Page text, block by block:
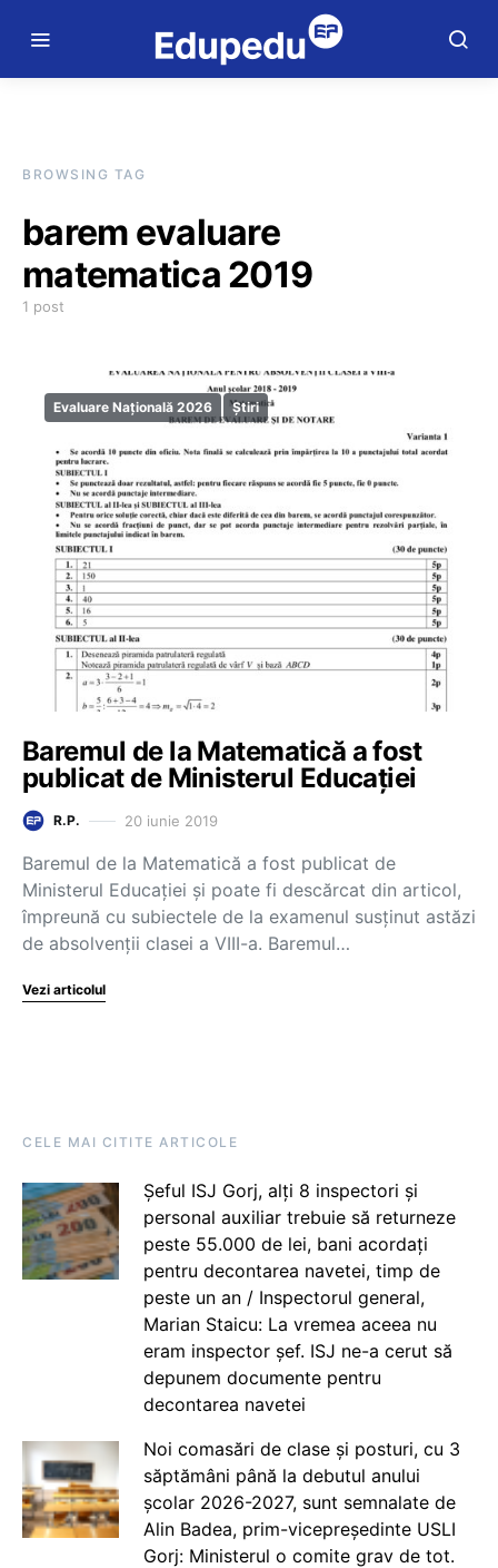
BROWSING TAG
barem evaluare
matematica 2019
1 post
Evaluare Națională 2026 Știri
Baremul de la Matematică a fost
publicat de Ministerul Educației
R.P. 20 iunie 2019
Baremul de la Matematică a fost publicat de
Ministerul Educației și poate fi descărcat din articol,
împreună cu subiectele de la examenul susținut astăzi
de absolvenții clasei a VIII-a. Baremul…
Vezi articolul
CELE MAI CITITE ARTICOLE
Șeful ISJ Gorj, alți 8 inspectori și
personal auxiliar trebuie să returneze
peste 55.000 de lei, bani acordați
pentru decontarea navetei, timp de
peste un an / Inspectorul general,
Marian Staicu: La vremea aceea nu
eram inspector șef. ISJ ne-a cerut să
depunem documente pentru
decontarea navetei
Noi comasări de clase și posturi, cu 3
săptămâni până la debutul anului
școlar 2026-2027, sunt semnalate de
Alin Badea, prim-vicepreședinte USLI
Gorj: Ministerul o comite grav de tot.